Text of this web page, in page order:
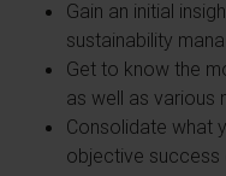
Gain an initial
sustainability
Get to know the
as well as various
Consolidate what
objective success